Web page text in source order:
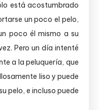
está acostumbrado
un poco el pelo,
poco él mismo a su
Pero un día intenté
a la peluquería, que
liso y puede
pelo, e incluso puede